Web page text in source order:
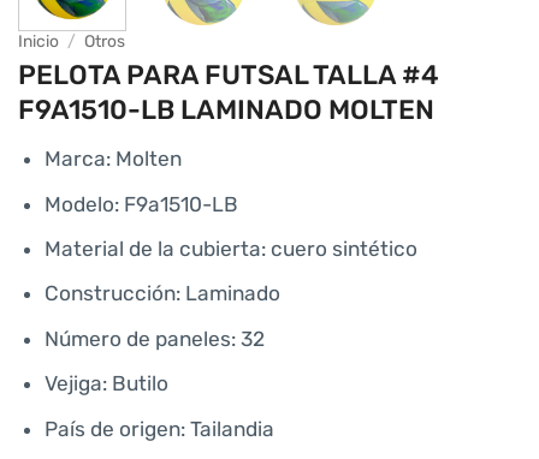
Inicio / Otros
PELOTA PARA FUTSAL TALLA #4
F9A1510-LB LAMINADO MOLTEN
Marca: Molten
Modelo: F9a1510-LB
Material de la cubierta: cuero sintético
Construcción: Laminado
Número de paneles: 32
Vejiga: Butilo
País de origen: Tailandia